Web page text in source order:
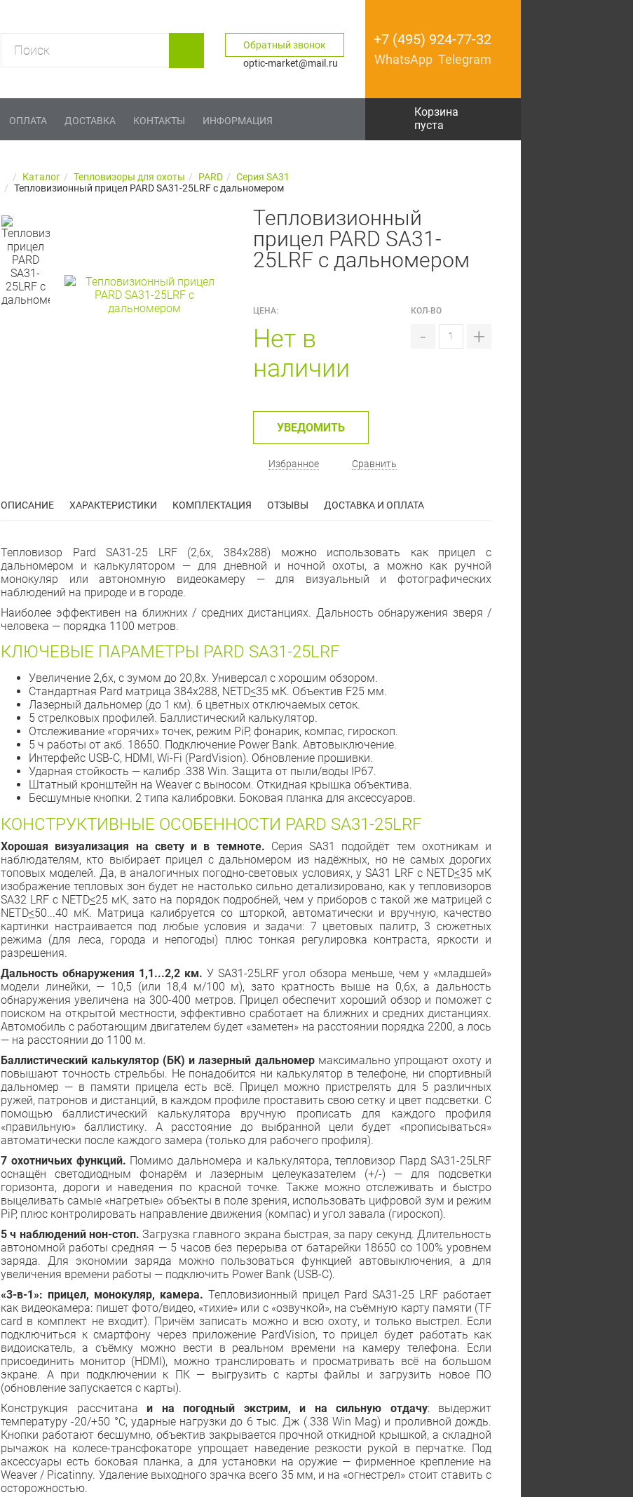
Каталог Тепловизоры для охоты PARD
Серия SA31
Тепловизионный прицел PARD SA31-25LRF с дальномером
Тепловизионный
прицел PARD SA31-
25LRF с дальномером
ЦЕНА:
Нет в
наличии
КОЛ-ВО
+
-
УВЕДОМИТЬ
Избранное Сравнить
ОПИСАНИЕ ХАРАКТЕРИСТИКИ КОМПЛЕКТАЦИЯ ОТЗЫВЫ ДОСТАВКА И ОПЛАТА
Тепловизор Pard SA31-25 LRF (2,6x, 384x288) можно использовать как прицел с
дальномером и калькулятором — для дневной и ночной охоты, а можно как ручной
монокуляр или автономную видеокамеру — для визуальный и фотографических
наблюдений на природе и в городе.
Наиболее эффективен на ближних / средних дистанциях. Дальность обнаружения зверя /
человека — порядка 1100 метров.
КЛЮЧЕВЫЕ ПАРАМЕТРЫ PARD SA31-25LRF
Увеличение 2,6x, с зумом до 20,8x. Универсал с хорошим обзором.
Стандартная Pard матрица 384x288, NETD<35 мК. Объектив F25 мм.
Лазерный дальномер (до 1 км). 6 цветных отключаемых сеток.
5 стрелковых профилей. Баллистический калькулятор.
Отслеживание «горячих» точек, режим PiP, фонарик, компас, гироскоп.
5 ч работы от акб. 18650. Подключение Power Bank. Автовыключение.
Интерфейс USB-C, HDMI, Wi-Fi (PardVision). Обновление прошивки.
Ударная стойкость — калибр .338 Win. Защита от пыли/воды IP67.
Штатный кронштейн на Weaver с выносом. Откидная крышка объектива.
Бесшумные кнопки. 2 типа калибровки. Боковая планка для аксессуаров.
КОНСТРУКТИВНЫЕ ОСОБЕННОСТИ PARD SA31-25LRF
Хорошая визуализация на свету и в темноте. Серия SA31 подойдёт тем охотникам и
наблюдателям, кто выбирает прицел с дальномером из надёжных, но не самых дорогих
топовых моделей. Да, в аналогичных погодно-световых условиях, у SA31 LRF с NETD<35 мК
изображение тепловых зон будет не настолько сильно детализировано, как у тепловизоров
SA32 LRF с NETD<25 мК, зато на порядок подробней, чем у приборов с такой же матрицей с
NETD<50...40 мК. Матрица калибруется со шторкой, автоматически и вручную, качество
картинки настраивается под любые условия и задачи: 7 цветовых палитр, 3 сюжетных
режима (для леса, города и непогоды) плюс тонкая регулировка контраста, яркости и
разрешения.
Дальность обнаружения 1,1...2,2 км. У SA31-25LRF угол обзора меньше, чем у «младшей»
модели линейки, — 10,5 (или 18,4 м/100 м), зато кратность выше на 0,6x, а дальность
обнаружения увеличена на 300-400 метров. Прицел обеспечит хороший обзор и поможет с
поиском на открытой местности, эффективно сработает на ближних и средних дистанциях.
Автомобиль с работающим двигателем будет «заметен» на расстоянии порядка 2200, а лось
— на расстоянии до 1100 м.
Баллистический калькулятор (БК) и лазерный дальномер максимально упрощают охоту и
повышают точность стрельбы. Не понадобится ни калькулятор в телефоне, ни спортивный
дальномер — в памяти прицела есть всё. Прицел можно пристрелять для 5 различных
ружей, патронов и дистанций, в каждом профиле проставить свою сетку и цвет подсветки. С
помощью баллистический калькулятора вручную прописать для каждого профиля
«правильную» баллистику. А расстояние до выбранной цели будет «прописываться»
автоматически после каждого замера (только для рабочего профиля).
7 охотничьих функций. Помимо дальномера и калькулятора, тепловизор Пард SA31-25LRF
оснащён светодиодным фонарём и лазерным целеуказателем (+/-) — для подсветки
горизонта, дороги и наведения по красной точке. Также можно отслеживать и быстро
выцеливать самые «нагретые» объекты в поле зрения, использовать цифровой зум и режим
PiP, плюс контролировать направление движения (компас) и угол завала (гироскоп).
5 ч наблюдений нон-стоп. Загрузка главного экрана быстрая, за пару секунд. Длительность
автономной работы средняя — 5 часов без перерыва от батарейки 18650 со 100% уровнем
заряда. Для экономии заряда можно пользоваться функцией автовыключения, а для
увеличения времени работы — подключить Power Bank (USB-C).
«3-в-1»: прицел, монокуляр, камера. Тепловизионный прицел Pard SA31-25 LRF работает
как видеокамера: пишет фото/видео, «тихие» или с «озвучкой», на съёмную карту памяти (TF
card в комплект не входит). Причём записать можно и всю охоту, и только выстрел. Если
подключиться к смартфону через приложение PardVision, то прицел будет работать как
видоискатель, а съёмку можно вести в реальном времени на камеру телефона. Если
присоединить монитор (HDMI), можно транслировать и просматривать всё на большом
экране. А при подключении к ПК — выгрузить с карты файлы и загрузить новое ПО
(обновление запускается с карты).
Конструкция рассчитана
и на погодный экстрим, и на сильную отдачу: выдержит
температуру -20/+50 °C, ударные нагрузки до 6 тыс. Дж (.338 Win Mag) и проливной дождь.
Кнопки работают бесшумно, объектив закрывается прочной откидной крышкой, а складной
рычажок на колесе-трансфокаторе упрощает наведение резкости рукой в перчатке. Под
аксессуары есть боковая планка, а для установки на оружие — фирменное крепление на
Weaver / Picatinny. Удаление выходного зрачка всего 35 мм, и на «огнестрел» стоит ставить с
осторожностью.
+7 (495) 924-77-32
WhatsApp Telegram
ОПЛАТА ДОСТАВКА КОНТАКТЫ ИНФОРМАЦИЯ
Корзина
пуста
Обратный звонок
optic-market@mail.ru